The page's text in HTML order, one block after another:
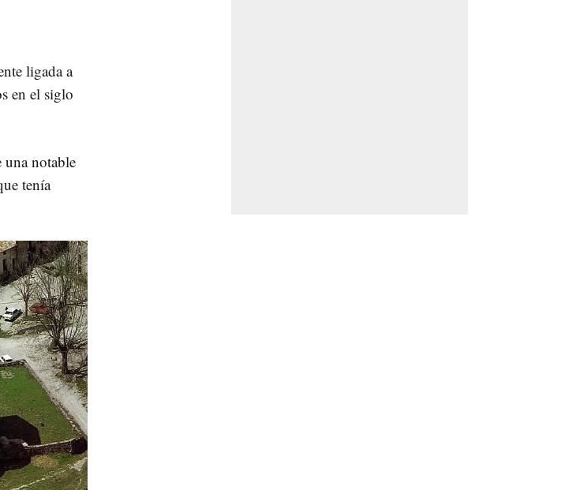
ligada a
en el siglo
una notable
tenía